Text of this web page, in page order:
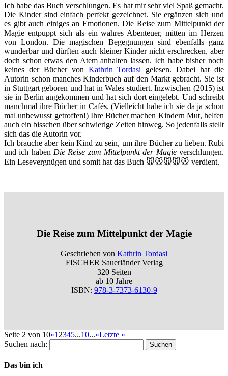
Ich habe das Buch verschlungen. Es hat mir sehr viel Spaß gemacht.
Die Kinder sind einfach perfekt gezeichnet. Sie ergänzen sich und
es gibt auch einiges an Emotionen. Die Reise zum Mittelpunkt der
Magie entpuppt sich als ein wahres Abenteuer, mitten im Herzen
von London. Die magischen Begegnungen sind ebenfalls ganz
wunderbar und dürften auch kleiner Kinder nicht erschrecken, aber
doch schon etwas den Atem anhalten lassen. Ich habe bisher noch
keines der Bücher von Kathrin Tordasi gelesen. Dabei hat die
Autorin schon manches Kinderbuch auf den Markt gebracht. Sie ist
in Stuttgart geboren und hat in Wales studiert. Inzwischen (2015) ist
sie in Berlin angekommen und hat sich dort eingelebt. Und schreibt
manchmal ihre Bücher in Cafés. (Vielleicht habe ich sie da ja schon
mal unbewusst getroffen!) Ihre Bücher machen Kindern Mut, helfen
auch ein bisschen über schwierige Zeiten hinweg. So jedenfalls stellt
sich das die Autorin vor.
Ich brauche aber kein Kind zu sein, um ihre Bücher zu lieben. Rubi
und ich haben Die Reise zum Mittelpunkt der Magie verschlungen.
Ein Lesevergnügen und somit hat das Buch 🐭🐭🐭🐭🐭 verdient.
Die Reise zum Mittelpunkt der Magie
Geschrieben von Kathrin Tordasi
FISCHER Sauerländer Verlag
320 Seiten
ab 10 Jahre
ISBN: 978-3-7373-6130-9
Seite 2 von 10«1 2345...10...»Letzte »
Suchen nach:
Das bin ich